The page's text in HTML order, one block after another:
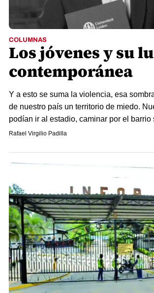
COLUMNAS
Los jóvenes y su
contemporánea
Y a esto se suma la violencia, esa
de nuestro país un territorio de miedo.
podían ir al estadio, caminar por el barrio
Rafael Virgilio Padilla